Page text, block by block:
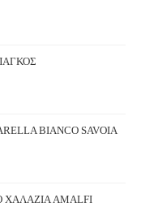
BIANCO SAVOIA
AMALFI